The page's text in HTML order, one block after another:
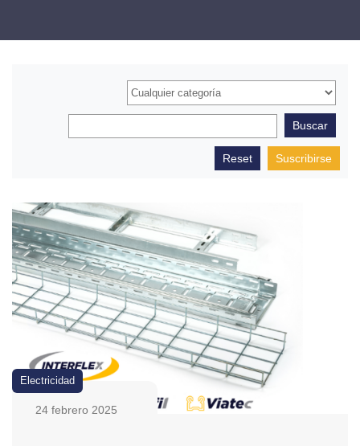
Suscribirse
Electricidad
24 febrero 2025